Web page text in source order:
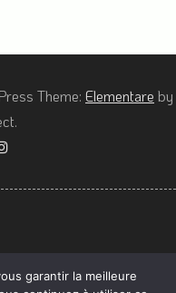
Theme: Elementare by
Instagram
garantir la meilleure